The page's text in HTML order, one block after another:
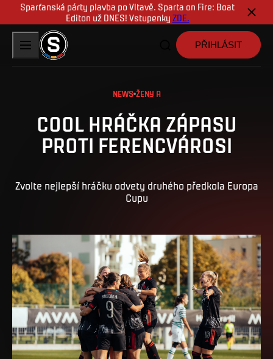
Sparťanská párty plavba po Vltavě. Sparta on Fire: Boat
Editon už DNES! Vstupenky ZDE.
PŘIHLÁSIT
NEWS ŽENY A
COOL HRÁČKA ZÁPASU
PROTI FERENCVÁROSI
Zvolte nejlepší hráčku odvety druhého předkola Europa
Cupu